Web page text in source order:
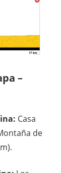
–
Casa
de